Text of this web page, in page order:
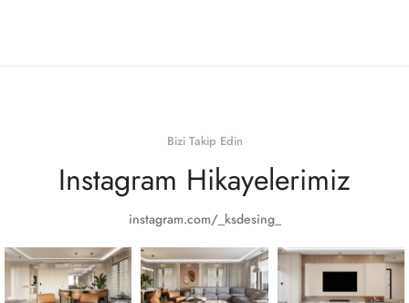
Bizi Takip Edin
Instagram Hikayelerimiz
instagram.com/_ksdesing_